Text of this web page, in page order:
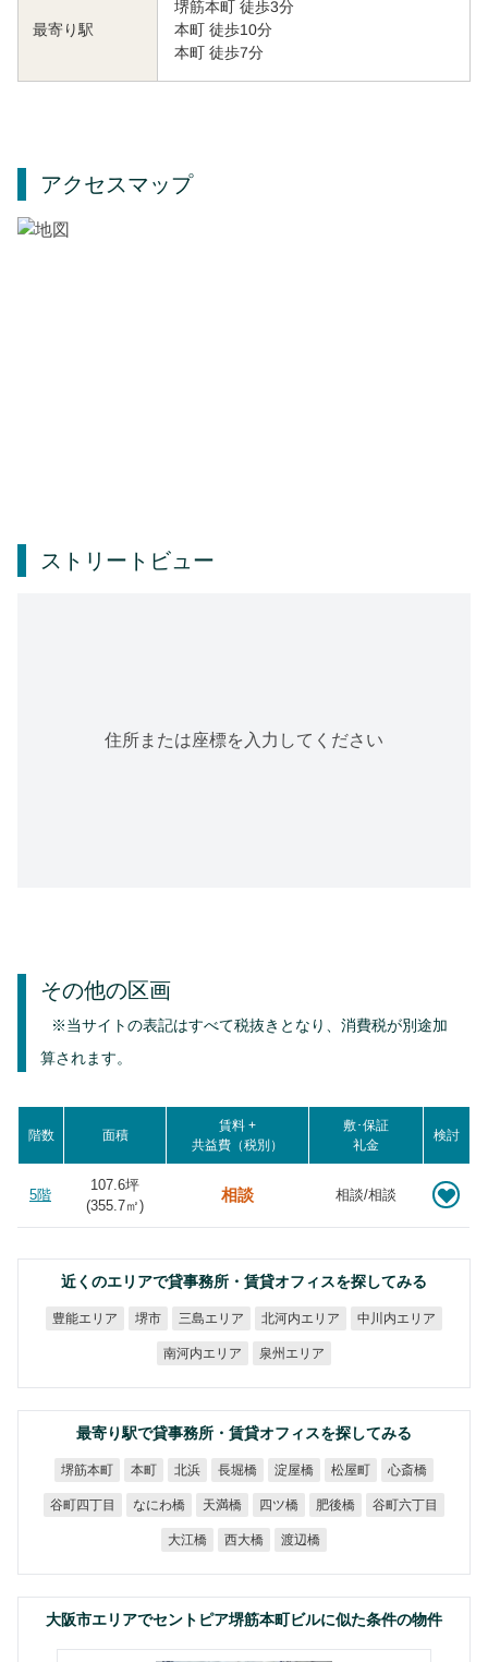
最寄り駅
堺筋本町 徒歩3分
本町 徒歩10分
本町 徒歩7分
アクセスマップ
ストリートビュー
住所または座標を入力してください
その他の区画
※当サイトの表記はすべて税抜きとなり、消費税が別途加
算されます。
階数 面積
賃料 +
共益費（税別）
敷･保証
礼金
検討
5階
107.6坪
(355.7㎡)
相談 相談/相談
近くのエリアで貸事務所・賃貸オフィスを探してみる
豊能エリア 堺市 三島エリア 北河内エリア 中川内エリア
南河内エリア 泉州エリア
最寄り駅で貸事務所・賃貸オフィスを探してみる
堺筋本町 本町 北浜 長堀橋 淀屋橋 松屋町 心斎橋
谷町四丁目 なにわ橋 天満橋 四ツ橋 肥後橋 谷町六丁目
大江橋 西大橋 渡辺橋
大阪市エリアでセントピア堺筋本町ビルに似た条件の物件